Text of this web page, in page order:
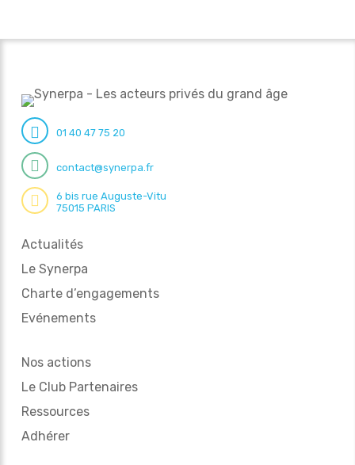
01 40 47 75 20
contact@synerpa.fr
6 bis rue Auguste-Vitu
75015 PARIS
Actualités
Le Synerpa
Charte d’engagements
Evénements
Nos actions
Le Club Partenaires
Ressources
Adhérer